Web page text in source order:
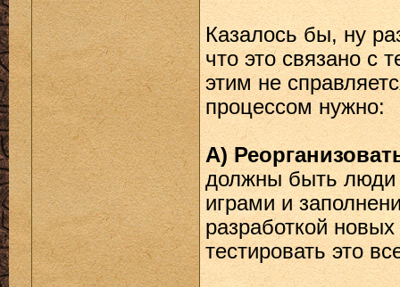
Казалось бы, ну
что это связано с
этим не
процессом нужно:
А)
должны быть люди
играми и
разработкой
тестировать это